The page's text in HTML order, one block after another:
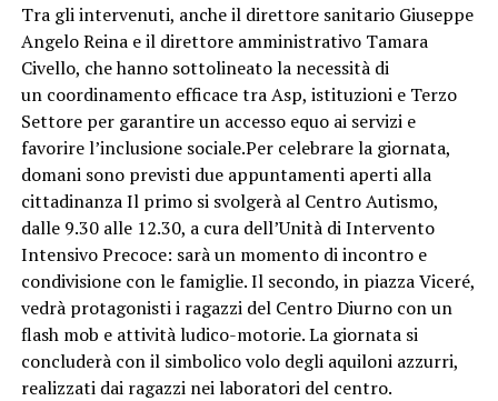
Tra gli intervenuti, anche il direttore sanitario Giuseppe
Angelo Reina e il direttore amministrativo Tamara
Civello, che hanno sottolineato la necessità di
un coordinamento efficace tra Asp, istituzioni e Terzo
Settore per garantire un accesso equo ai servizi e
favorire l’inclusione sociale.Per celebrare la giornata,
domani sono previsti due appuntamenti aperti alla
cittadinanza Il primo si svolgerà al Centro Autismo,
dalle 9.30 alle 12.30, a cura dell’Unità di Intervento
Intensivo Precoce: sarà un momento di incontro e
condivisione con le famiglie. Il secondo, in piazza Viceré,
vedrà protagonisti i ragazzi del Centro Diurno con un
flash mob e attività ludico-motorie. La giornata si
concluderà con il simbolico volo degli aquiloni azzurri,
realizzati dai ragazzi nei laboratori del centro.